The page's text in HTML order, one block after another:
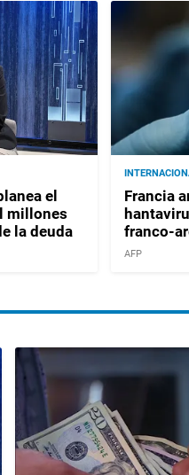
el
millones
la deuda
Francia
franco-
AFP